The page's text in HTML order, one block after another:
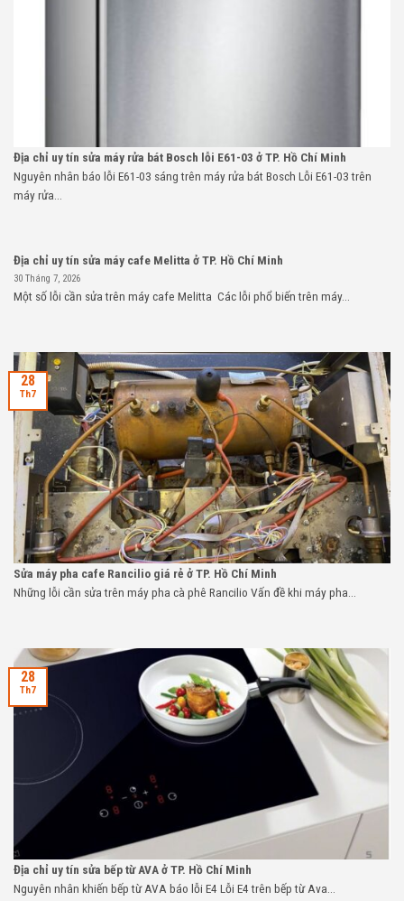
Địa chỉ uy tín sửa máy rửa bát Bosch lỗi E61-03 ở TP. Hồ Chí Minh
Nguyên nhân báo lỗi E61-03 sáng trên máy rửa bát Bosch Lỗi E61-03 trên
máy rửa...
Địa chỉ uy tín sửa máy cafe Melitta ở TP. Hồ Chí Minh
30 Tháng 7, 2026
Một số lỗi cần sửa trên máy cafe Melitta Các lỗi phổ biến trên máy...
Sửa máy pha cafe Rancilio giá rẻ ở TP. Hồ Chí Minh
Những lỗi cần sửa trên máy pha cà phê Rancilio Vấn đề khi máy pha...
28
Th7
Địa chỉ uy tín sửa bếp từ AVA ở TP. Hồ Chí Minh
Nguyên nhân khiến bếp từ AVA báo lỗi E4 Lỗi E4 trên bếp từ Ava...
28
Th7